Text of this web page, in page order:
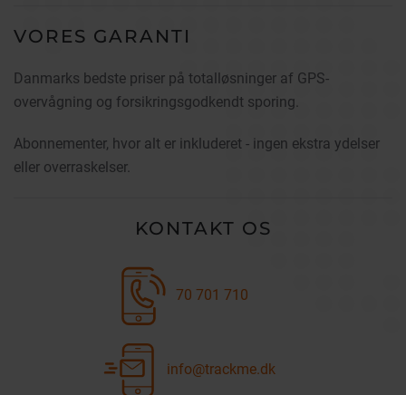
VORES GARANTI
Danmarks bedste priser på totalløsninger af GPS-
overvågning og forsikringsgodkendt sporing.
Abonnementer, hvor alt er inkluderet - ingen ekstra ydelser
eller overraskelser.
KONTAKT OS
70 701 710
info@trackme.dk